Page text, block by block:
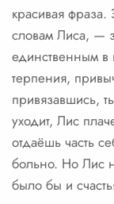
красивая
словам Лиса, —
единственным в
терпения,
привязавшись,
уходит, Лис
отдаёшь часть
больно. Но Лис
было бы и